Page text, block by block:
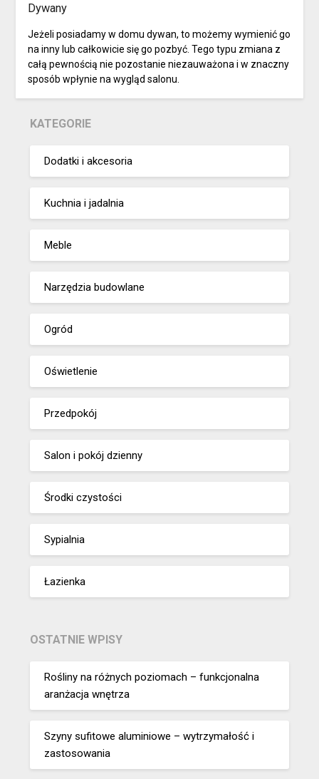
Dywany
Jeżeli posiadamy w domu dywan, to możemy wymienić go
na inny lub całkowicie się go pozbyć. Tego typu zmiana z
całą pewnością nie pozostanie niezauważona i w znaczny
sposób wpłynie na wygląd salonu.
KATEGORIE
Dodatki i akcesoria
Kuchnia i jadalnia
Meble
Narzędzia budowlane
Ogród
Oświetlenie
Przedpokój
Salon i pokój dzienny
Środki czystości
Sypialnia
Łazienka
OSTATNIE WPISY
Rośliny na różnych poziomach – funkcjonalna
aranżacja wnętrza
Szyny sufitowe aluminiowe – wytrzymałość i
zastosowania